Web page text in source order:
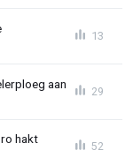
13
aan
29
hakt
52